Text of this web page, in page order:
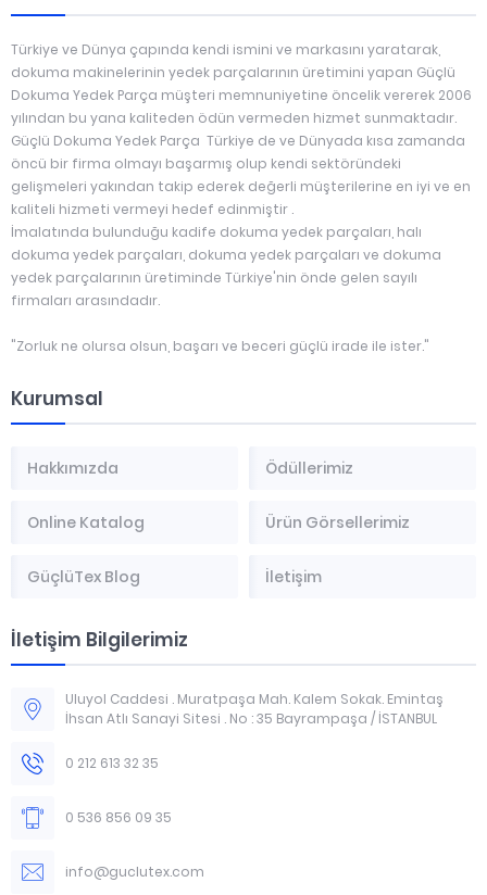
Türkiye ve Dünya çapında kendi ismini ve markasını yaratarak,
dokuma makinelerinin yedek parçalarının üretimini yapan Güçlü
Dokuma Yedek Parça müşteri memnuniyetine öncelik vererek 2006
yılından bu yana kaliteden ödün vermeden hizmet sunmaktadır.
Güçlü Dokuma Yedek Parça Türkiye de ve Dünyada kısa zamanda
öncü bir firma olmayı başarmış olup kendi sektöründeki
gelişmeleri yakından takip ederek değerli müşterilerine en iyi ve en
kaliteli hizmeti vermeyi hedef edinmiştir .
İmalatında bulunduğu kadife dokuma yedek parçaları, halı
dokuma yedek parçaları, dokuma yedek parçaları ve dokuma
yedek parçalarının üretiminde Türkiye'nin önde gelen sayılı
firmaları arasındadır.
"Zorluk ne olursa olsun, başarı ve beceri güçlü irade ile ister."
Kurumsal
Hakkımızda Ödüllerimiz
Online Katalog Ürün Görsellerimiz
GüçlüTex Blog İletişim
İletişim Bilgilerimiz
Uluyol Caddesi . Muratpaşa Mah. Kalem Sokak. Emintaş
İhsan Atlı Sanayi Sitesi . No : 35 Bayrampaşa / İSTANBUL
0 212 613 32 35
0 536 856 09 35
info@guclutex.com